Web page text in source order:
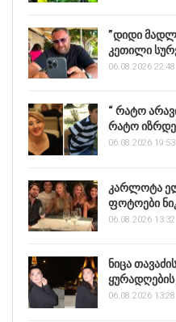
”დიდი
კეთილი
06.08.2026 22:48
“ რატო
რატო
06.08.2026 19:53
კარლოტა
ფოტოები
06.08.2026 13:32
ნიცა
06.08.2026 13:28